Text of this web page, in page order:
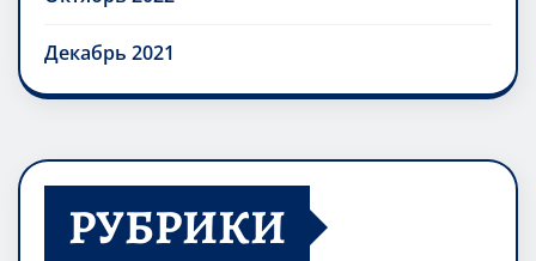
Декабрь 2021
РУБРИКИ